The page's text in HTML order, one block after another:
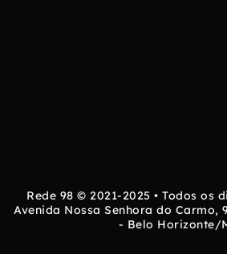
Rede 98 © 2021-2025 • Todos os
Avenida Nossa Senhora do Carmo,
- Belo Horizonte/